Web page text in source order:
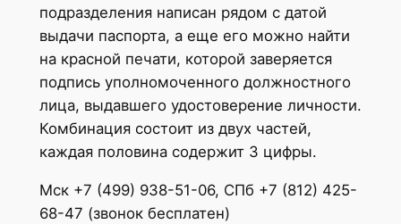
подразделения написан рядом с датой
выдачи паспорта, а еще его можно найти
на красной печати, которой заверяется
подпись уполномоченного должностного
лица, выдавшего удостоверение личности.
Комбинация состоит из двух частей,
каждая половина содержит 3 цифры.
Мск +7 (499) 938-51-06, СПб +7 (812) 425-
68-47 (звонок бесплатен)